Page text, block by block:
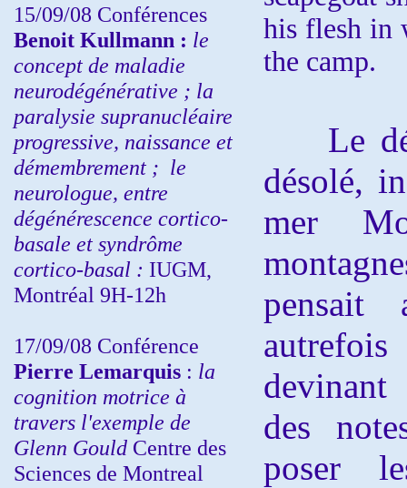
15/09/08 Conférences
Benoit Kullmann : le
concept de maladie
neurodégénérative ; la
paralysie supranucléaire
progressive, naissance et
démembrement ; le
neurologue, entre
dégénérescence cortico-
basale et syndrôme
cortico-basal : IUGM,
Montréal 9H-12h
17/09/08 Conférence
Pierre Lemarquis : la
cognition motrice à
travers l'exemple de
Glenn Gould Centre des
Sciences de Montreal
his flesh in
the camp.
Le
désolé,
mer
pensait
devinant
des
poser